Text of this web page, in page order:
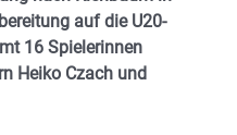
auf die U20-
16 Spielerinnen
Heiko Czach und